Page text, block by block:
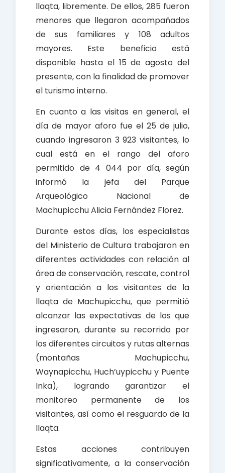
llaqta, libremente. De ellos, 285 fueron
menores que llegaron acompañados
de sus familiares y 108 adultos
mayores. Este beneficio está
disponible hasta el 15 de agosto del
presente, con la finalidad de promover
el turismo interno.
En cuanto a las visitas en general, el
día de mayor aforo fue el 25 de julio,
cuando ingresaron 3 923 visitantes, lo
cual está en el rango del aforo
permitido de 4 044 por día, según
informó la jefa del Parque
Arqueológico Nacional de
Machupicchu Alicia Fernández Florez.
Durante estos días, los especialistas
del Ministerio de Cultura trabajaron en
diferentes actividades con relación al
área de conservación, rescate, control
y orientación a los visitantes de la
llaqta de Machupicchu, que permitió
alcanzar las expectativas de los que
ingresaron, durante su recorrido por
los diferentes circuitos y rutas alternas
(montañas Machupicchu,
Waynapicchu, Huch’uypicchu y Puente
Inka), logrando garantizar el
monitoreo permanente de los
visitantes, así como el resguardo de la
llaqta.
Estas acciones contribuyen
significativamente, a la conservación